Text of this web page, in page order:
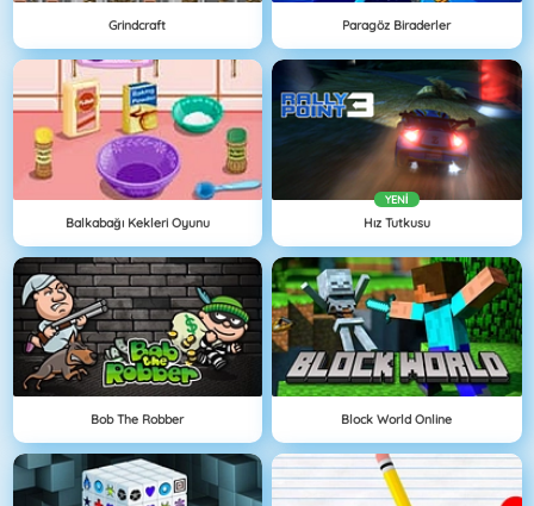
Grindcraft Paragöz Biraderler
Balkabağı Kekleri Oyunu
YENI
Hız Tutkusu
Bob The Robber Block World Online